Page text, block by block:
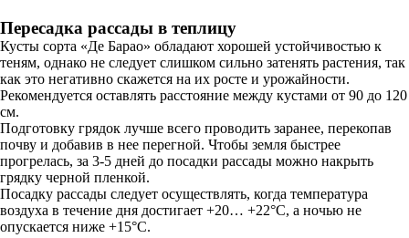
Пересадка рассады в теплицу
Кусты сорта «Де Барао» обладают хорошей устойчивостью к
теням, однако не следует слишком сильно затенять растения, так
как это негативно скажется на их росте и урожайности.
Рекомендуется оставлять расстояние между кустами от 90 до 120
см.
Подготовку грядок лучше всего проводить заранее, перекопав
почву и добавив в нее перегной. Чтобы земля быстрее
прогрелась, за 3-5 дней до посадки рассады можно накрыть
грядку черной пленкой.
Посадку рассады следует осуществлять, когда температура
воздуха в течение дня достигает +20… +22°С, а ночью не
опускается ниже +15°С.